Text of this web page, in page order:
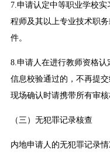
7.申请认定中等职业学校
程师及其以上专业技术职
件。
8.申请人在进行教师资格
信息校验通过的，不再提
现场确认时请携带所有审核
（三）无犯罪记录核查
内地申请人的无犯罪记录